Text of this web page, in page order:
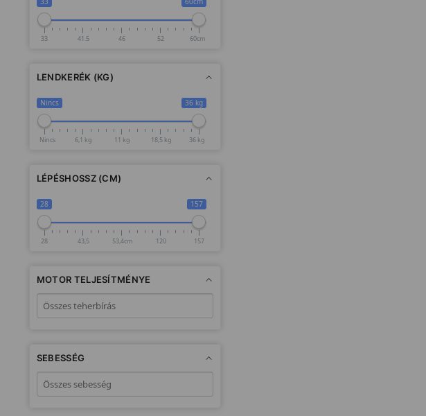
33 41.5 46 52 60cm
LENDKERÉK (KG)
Nincs 36 kg
Nincs 6,1 kg 11 kg 18,5 kg 36 kg
LÉPÉSHOSSZ (CM)
28 157
28 43,5 53,4cm 120 157
MOTOR TELJESÍTMÉNYE
SEBESSÉG